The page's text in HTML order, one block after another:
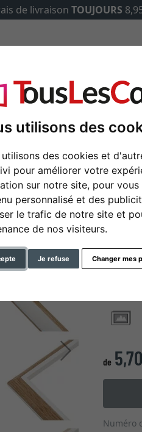
utilisons des
utilisons des cookies et
pour améliorer votre
sur notre site, pour
personnalisé et des
le trafic de notre site et
de nos visiteurs.
Je refuse Changer mes
de livraison TOUJOURS
Marques
partout
Continuer
format
de
Numéro